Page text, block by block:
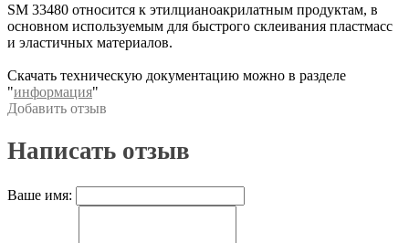
SM 33480 относится к этилцианоакрилатным продуктам, в
основном используемым для быстрого склеивания пластмасс
и эластичных материалов.
Скачать техническую документацию можно в разделе
"информация"
Добавить отзыв
Написать отзыв
Ваше имя: